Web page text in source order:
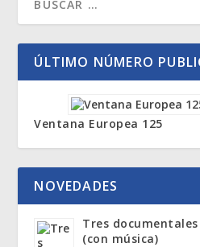
ÚLTIMO NÚMERO
Ventana Europea 125
NOVEDADES
Tres
(con música)